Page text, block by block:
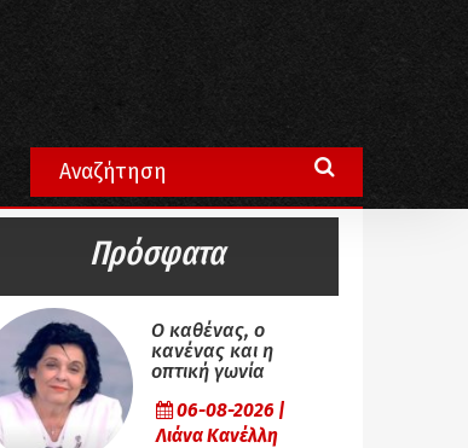
Πρόσφατα
Ο καθένας, ο
κανένας και η
οπτική γωνία
06-08-2026 |
Λιάνα Κανέλλη